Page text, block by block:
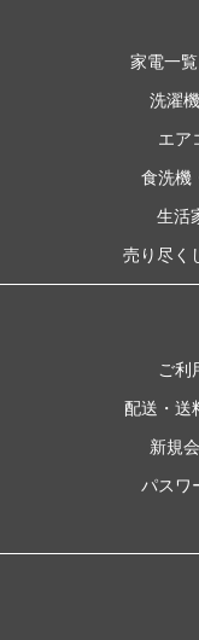
家電一覧
洗濯
エア
食洗機
生活
売り尽く
ご利
配送・送
新規
パスワ